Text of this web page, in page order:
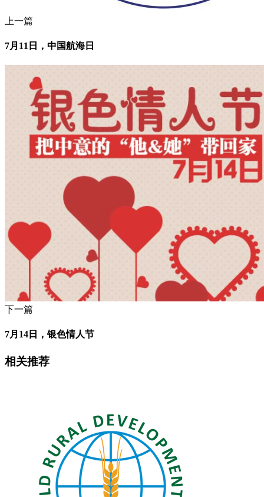
上一篇
7月11日，中国航海日
下一篇
7月14日，银色情人节
相关推荐